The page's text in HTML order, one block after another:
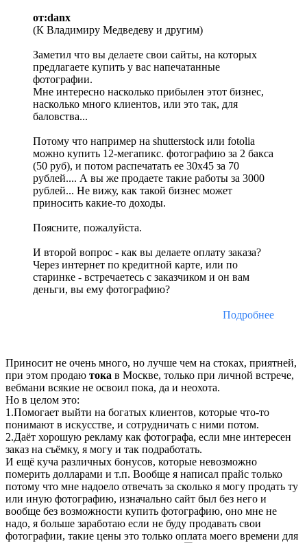
от:danx
(К Владимиру Медведеву и другим)
Заметил что вы делаете свои сайты, на которых
предлагаете купить у вас напечатанные
фотографии.
Мне интересно насколько прибылен этот бизнес,
насколько много клиентов, или это так, для
баловства...
Потому что например на shutterstock или fotolia
можно купить 12-мегапикс. фотографию за 2 бакса
(50 руб), и потом распечатать ее 30х45 за 70
рублей.... А вы же продаете такие работы за 3000
рублей... Не вижу, как такой бизнес может
приносить какие-то доходы.
Поясните, пожалуйста.
И второй вопрос - как вы делаете оплату заказа?
Через интернет по кредитной карте, или по
старинке - встречаетесь с заказчиком и он вам
деньги, вы ему фотографию?
Подробнее
Приносит не очень много, но лучше чем на стоках, приятней,
при этом продаю тока в Москве, только при личной встрече,
вебмани всякие не освоил пока, да и неохота.
Но в целом это:
1.Помогает выйти на богатых клиентов, которые что-то
понимают в искусстве, и сотрудничать с ними потом.
2.Даёт хорошую рекламу как фотографа, если мне интересен
заказ на съёмку, я могу и так подработать.
И ещё куча различных бонусов, которые невозможно
померить долларами и т.п. Вообще я написал прайс только
потому что мне надоело отвечать за сколько я могу продать ту
или иную фотографию, изначально сайт был без него и
вообще без возможности купить фотографию, оно мне не
надо, я больше заработаю если не буду продавать свои
фотографии, такие цены это только оплата моего времени для